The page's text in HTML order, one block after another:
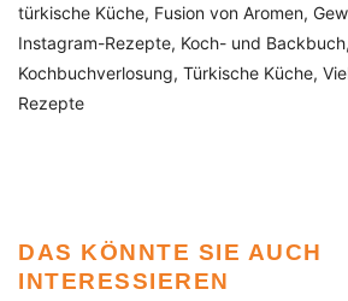
türkische Küche Fusion von Aromen
Instagram-Rezepte Koch- und Backbuch
Kochbuchverlosung Türkische Küche
Rezepte
DAS KÖNNTE SIE AUCH
INTERESSIEREN